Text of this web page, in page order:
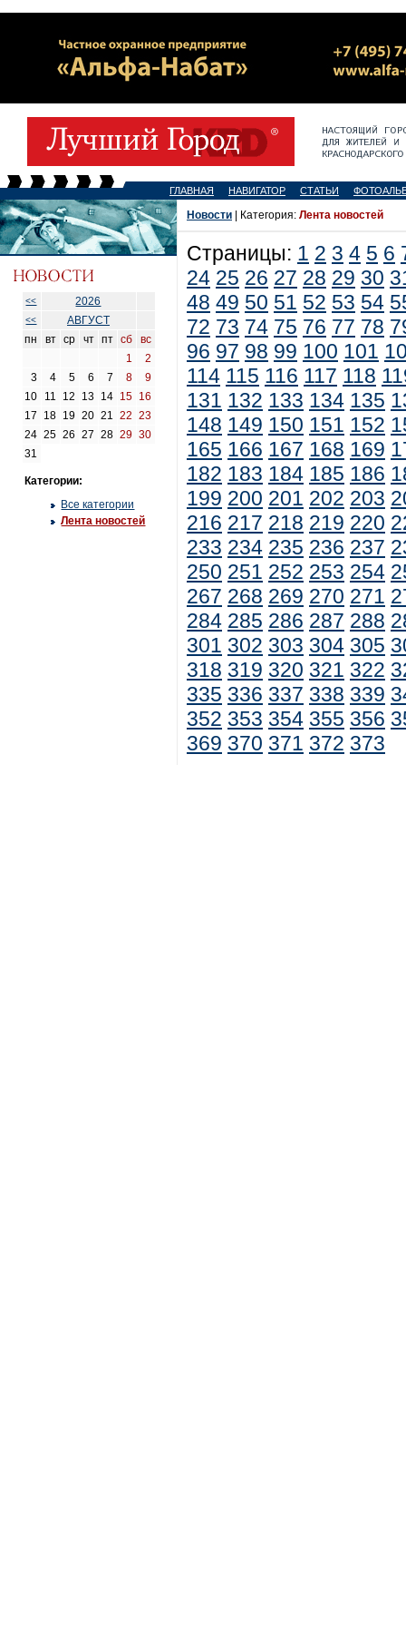
ГЛАВНАЯ НАВИГАТОР СТАТЬИ
<< 2026
<<
АВГУСТ
пн
вт ср чт пт сб
вс
1
2
3
4 5 6 7 8
9
10
11 12 13 14 15 16
17
18 19 20 21 22
23
24 25 26 27 28 29 30
31
Категории:
Все категории
Лента новостей
Новости | Категория: Лента новостей
Страницы: 1 2 3 4 5 6
24 25 26 27 28 29 30
48 49 50 51 52 53 54
72 73 74 75 76 77 78
96 97 98 99 100 101
114 115 116 117 118
131 132 133 134 135
148 149 150 151 152
165 166 167 168 169
182 183 184 185 186
199 200 201 202 203
216 217 218 219 220
233 234 235 236 237
250 251 252 253 254
267 268 269 270 271
284 285 286 287 288
301 302 303 304 305
318 319 320 321 322
335 336 337 338 339
352 353 354 355 356
369 370 371 372 373